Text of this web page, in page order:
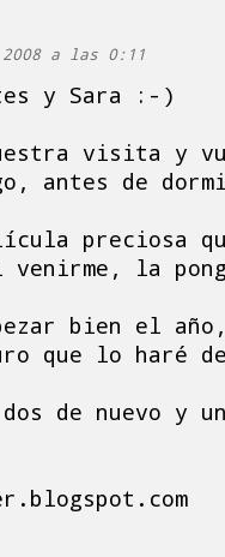
a las 0:11
y Sara :-)
visita y
antes de
preciosa
venirme, la
bien el
que lo haré
de nuevo y